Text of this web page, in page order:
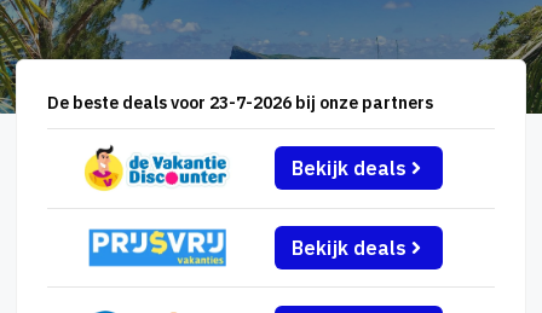
De beste deals voor 23-7-2026 bij onze partners
Bekijk deals
Bekijk deals